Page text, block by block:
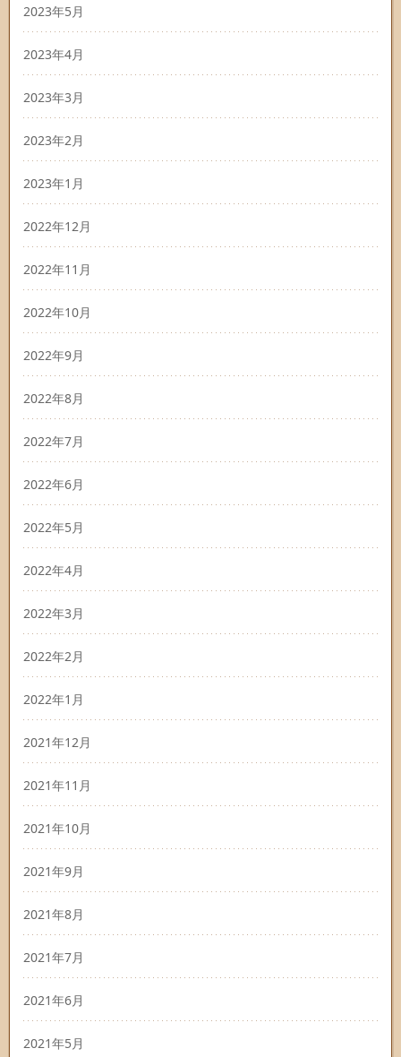
2023年5月
2023年4月
2023年3月
2023年2月
2023年1月
2022年12月
2022年11月
2022年10月
2022年9月
2022年8月
2022年7月
2022年6月
2022年5月
2022年4月
2022年3月
2022年2月
2022年1月
2021年12月
2021年11月
2021年10月
2021年9月
2021年8月
2021年7月
2021年6月
2021年5月